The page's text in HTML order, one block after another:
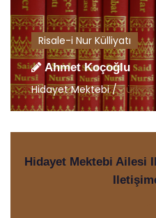
Risale-i Nur Külliyatı
Ahmet Koçoğlu
Hidayet Mektebi /Türkçe
Hidayet Mektebi Ailesi